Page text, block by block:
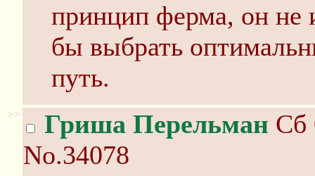
принцип ферма, он не
бы выбрать
путь.
>> Гриша Перельман Сб
No.34078